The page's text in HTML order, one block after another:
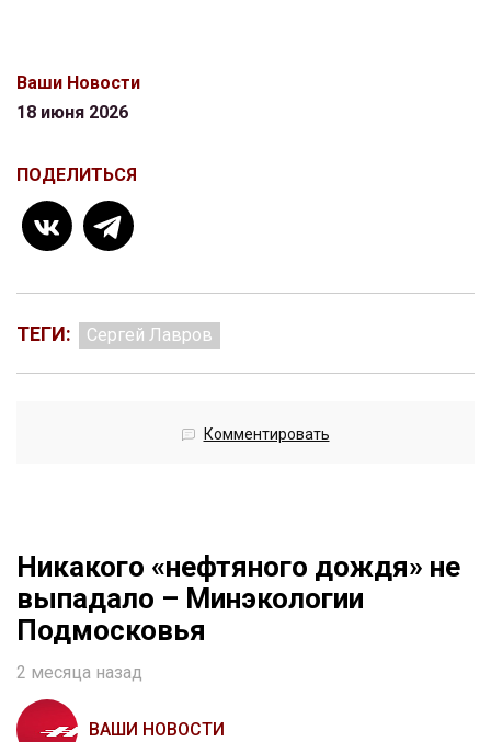
Ваши Новости
18 июня 2026
ПОДЕЛИТЬСЯ
ТЕГИ: Сергей Лавров
Комментировать
Никакого «нефтяного дождя» не
выпадало – Минэкологии
Подмосковья
2 месяца назад
ВАШИ НОВОСТИ